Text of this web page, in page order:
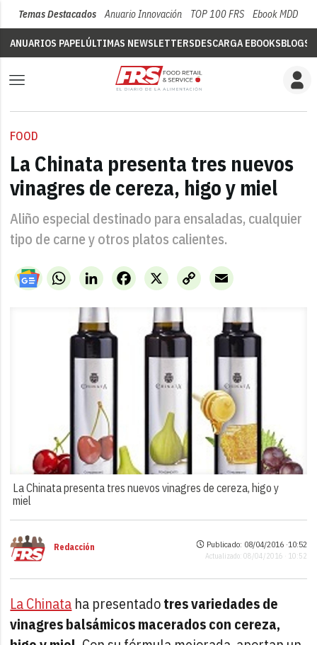
Temas Destacados Anuario Innovación TOP 100 FRS Ebook MDD
ANUARIOS PAPELÚLTIMAS NEWSLETTERSDESCARGA EBOOKSBLOGS
FOOD
La Chinata presenta tres nuevos
vinagres de cereza, higo y miel
Aliño especial destinado para ensaladas, cualquier
tipo de carne y otros platos calientes.
WhatsAppLinkedIn X
Facebook
Copy
Link
Email
La Chinata presenta tres nuevos vinagres de cereza, higo y
miel
Redacción Publicado: 08/04/2016 ·10:52
Actualizado: 08/04/2016 · 10:52
La Chinata ha presentadotres variedades de
vinagres balsámicos macerados con cereza,